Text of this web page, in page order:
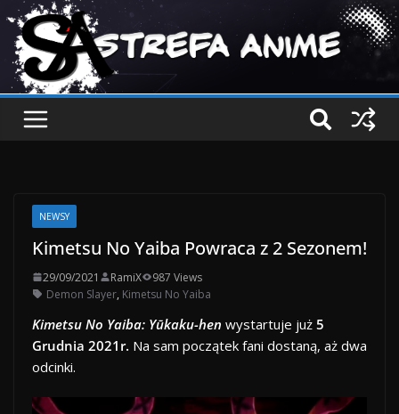
NEWSY
Kimetsu No Yaiba Powraca z 2 Sezonem!
29/09/2021 RamiX
987 Views
Demon Slayer, Kimetsu No Yaiba
Kimetsu No Yaiba: Yūkaku-hen wystartuje już 5
Grudnia 2021r. Na sam początek fani dostaną, aż dwa
odcinki.